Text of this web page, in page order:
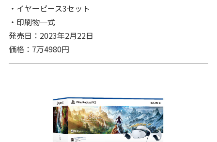
・イヤーピース3セット
・印刷物一式
発売日：2023年2月22日
価格：7万4980円